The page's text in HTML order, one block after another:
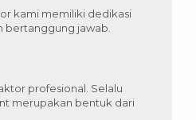
kami memiliki dedikasi
bertanggung jawab.
profesional. Selalu
merupakan bentuk dari